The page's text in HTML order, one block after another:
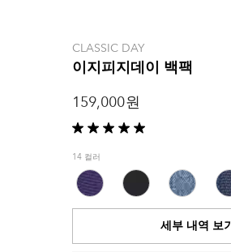
CLASSIC DAY
이지피지데이 백팩
159,000 원
별
5
중
5.0
개
니
14 컬러
세부 내역 보기